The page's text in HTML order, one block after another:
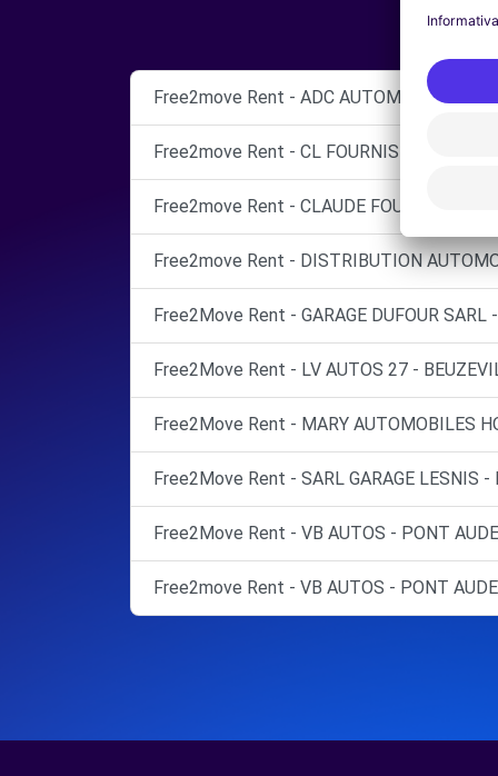
Free2move Rent - ADC AUTOMOBILE -
Free2move Rent - CL FOURNIS AUTO 27 -
Free2move Rent - CLAUDE FOURNIS
Free2move Rent - DISTRIBUTION
Free2Move Rent - GARAGE DUFOUR SARL
Free2Move Rent - LV AUTOS 27 -
Free2Move Rent - MARY AUTOMOBILES
Free2Move Rent - SARL GARAGE LESNIS -
Free2Move Rent - VB AUTOS - PONT
Free2move Rent - VB AUTOS - PONT